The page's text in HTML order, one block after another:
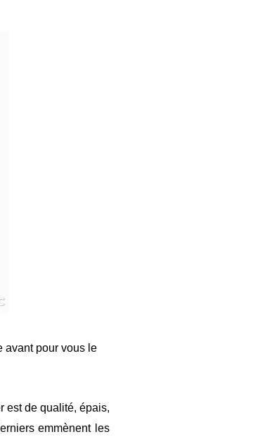
avant pour vous le
est de qualité, épais,
emmènent les